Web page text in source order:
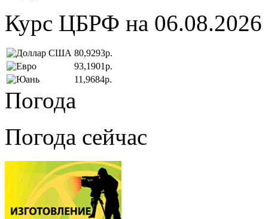
Курс ЦБРФ на 06.08.2026
80,9293р.
93,1901р.
11,9684р.
Погода
Погода сейчас